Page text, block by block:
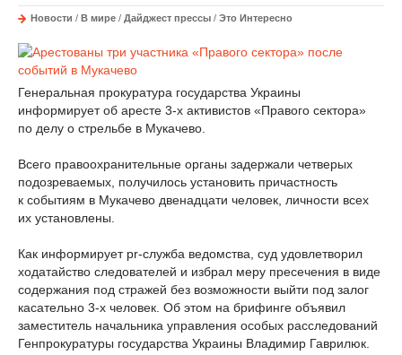
Новости / В мире / Дайджест прессы / Это Интересно
Генеральная прокуратура государства Украины
информирует об аресте 3-х активистов «Правого сектора»
по делу о стрельбе в Мукачево.
Всего правоохранительные органы задержали четверых
подозреваемых, получилось установить причастность
к событиям в Мукачево двенадцати человек, личности всех
их установлены.
Как информирует pr-служба ведомства, суд удовлетворил
ходатайство следователей и избрал меру пресечения в виде
содержания под стражей без возможности выйти под залог
касательно 3-х человек. Об этом на брифинге объявил
заместитель начальника управления особых расследований
Генпрокуратуры государства Украины Владимир Гаврилюк.